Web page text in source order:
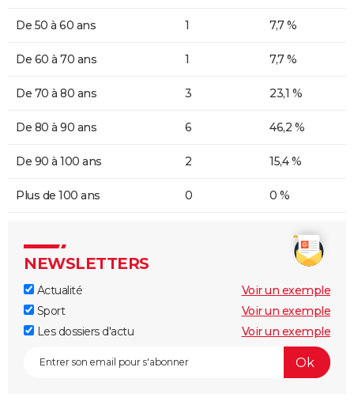
De 50 à 60 ans 1 7,7 %
De 60 à 70 ans 1 7,7 %
De 70 à 80 ans 3 23,1 %
De 80 à 90 ans 6 46,2 %
De 90 à 100 ans 2 15,4 %
Plus de 100 ans 0 0 %
NEWSLETTERS
Actualité
Voir un exemple
Sport
Voir un exemple
Les dossiers d'actu
Voir un exemple